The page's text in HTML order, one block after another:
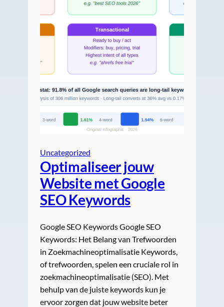
Uncategorized
Optimaliseer jouw
Website met Google
SEO Keywords
Google SEO Keywords Google SEO
Keywords: Het Belang van Trefwoorden
in Zoekmachineoptimalisatie Keywords,
of trefwoorden, spelen een cruciale rol in
zoekmachineoptimalisatie (SEO). Met
behulp van de juiste keywords kun je
ervoor zorgen dat jouw website beter